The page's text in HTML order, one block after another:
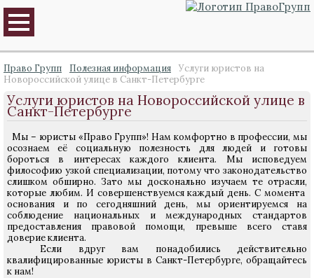
Право Групп Полезная информация
Услуги юристов на
Новороссийской улице в Санкт-Петербурге
Услуги юристов на Новороссийской улице в
Санкт-Петербурге
Мы – юристы «Право Групп»! Нам комфортно в профессии, мы
осознаем её социальную полезность для людей и готовы
бороться в интересах каждого клиента. Мы исповедуем
философию узкой специализации, потому что законодательство
слишком обширно. Зато мы досконально изучаем те отрасли,
которые любим. И совершенствуемся каждый день. С момента
основания и по сегодняшний день, мы ориентируемся на
соблюдение национальных и международных стандартов
предоставления правовой помощи, превыше всего ставя
доверие клиента.
Если вдруг вам понадобились действительно
квалифицированные юристы в Санкт-Петербурге, обращайтесь
к нам!